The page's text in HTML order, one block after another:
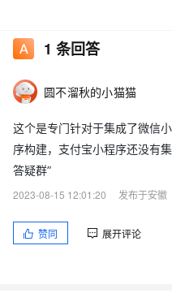
1 条回答
圆不溜秋的小猫猫
这个是专门针对于集成了微信
序构建，支付宝小程序还没有
答疑群”
2023-08-15 12:01:20
发布于安徽
赞同 展开评论